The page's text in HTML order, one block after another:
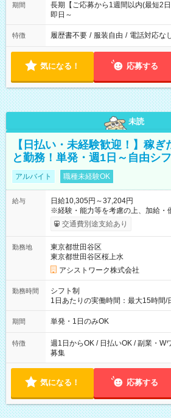
期間
長期【ご応募から1週間以内(最短2
即日～
特徴 履歴書不要 / 服装自由 / 電話対応な
気になる！ 応募する
未読
【日払い・未経験歓迎！】稼ぎ
と勤務！単発・週1日～自由シ
アルバイト 職種未経験OK
給与
日給10,305円～37,204円
※経験・能力等を考慮の上、加給・優遇い
間】試用期間なし
交通費別途支給あり
勤務地
東京都世田谷区
東京都世田谷区桜上水
アシストワーク株式会社
勤務時間
シフト制
1日あたりの実働時間：最大15時間/
勤務 勤務：月・水・金 休み：火・木・土・日 好
可能です！ ※1日あたりの最大実働時間は日勤、夜勤共に勤務し
期間 単発・1日のみOK
特徴
週1日からOK / 日払いOK / 副業・W
募集
気になる！ 応募する